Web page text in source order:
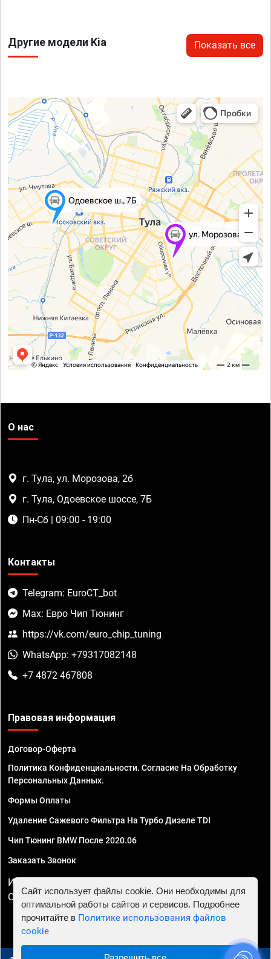
Другие модели Kia Показать все
О нас
г. Тула, ул. Морозова, 2б
г. Тула, Одоевское шоссе, 7Б
Пн-Сб | 09:00 - 19:00
Контакты
Telegram: EuroCT_bot
Max: Евро Чип Тюнинг
https://vk.com/euro_chip_tuning
WhatsApp: +79317082148
+7 4872 467808
Правовая информация
Договор-Оферта
Политика Конфиденциальности. Согласие На Обработку
Персональных Данных.
Формы Оплаты
Удаление Сажевого Фильтра На Турбо Дизеле TDI
Чип Тюнинг BMW После 2020.06
Заказать Звонок
ИП Смирнов Георгий Павлович. ИНН 781302555843,
ОГРНИП 324470400032610
Сайт использует файлы cookie. Они необходимы для
оптимальной работы сайтов и сервисов. Подробнее
прочитайте в Политике использования файлов
cookie